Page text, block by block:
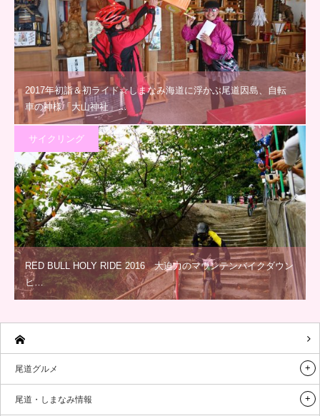
2017年初詣＆初ライド☆しまなみ海道に浮かぶ尾道因島、自転
車の神様「大山神社」…
サイクリング
RED BULL HOLY RIDE 2016 大迫力のマウンテンバイクダウン
ヒ…
尾道グルメ
尾道・しまなみ情報